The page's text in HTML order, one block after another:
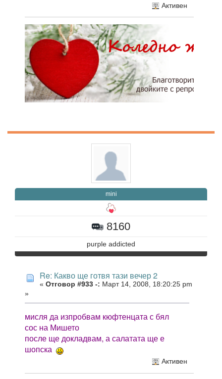
Активен
mini
8160
purple addicted
Re: Какво ще готвя тази вечер 2
« Отговор #933 -: Март 14, 2008, 18:20:25 pm
»
мисля да изпробвам кюфтенцата с бял
сос на Мишето
после ще докладвам, а салатата ще е
шопска
Активен